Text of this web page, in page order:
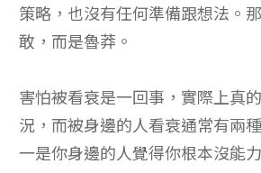
策略，也沒有任何準備跟想法。
敢，而是魯莽。
害怕被看衰是一回事，實際上真
況，而被身邊的人看衰通常有兩
一是你身邊的人覺得你根本沒能